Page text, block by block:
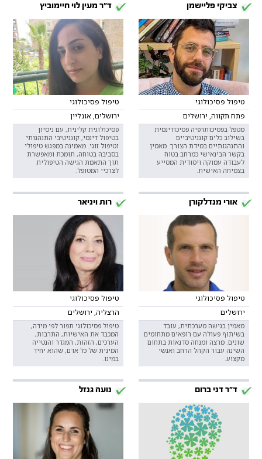
צביקי פליישמן
טיפול פסיכולוגי
פתח תקווה, ירושלים
מטפל בפסיכותרפיה פסיכודינמית
בשילוב כלים קוגניטיביים
והתנהגותיים במידת הצורך. מאמין
בקשר הבינאישי כמרחב בטוח
לעבודה עמוקה ויסודית המסייע
בצמיחה האישית.
ד"ר מעין לוי חיימוביץ
טיפול פסיכולוגי
ירושלים, אונליין
פסיכולוגית קלינית, עם ניסיון
בטיפול דינמי, קוגניטיבי התנהגותי
וטיפול זוגי. מאמינה במפגש טיפולי
בסביבה בטוחה, תומכת ומאפשרת
תוך התאמת הגישה הטיפולית
לצרכיי המטופל.
אורי מנדלקורן
טיפול פסיכולוגי
ירושלים
מאמין בגישה מערכתית, עובד
בשיתוף פעולה עם רופאים מתחומים
שונים. מרצה ומנחה סדנאות בתחום
השינה עבור הקהל הרחב ואנשי
מקצוע.
רות ויניאר
טיפול פסיכולוגי
הרצליה, ירושלים
טיפול פסיכולוגי תפור לפי מידה,
המכבד את האישיות, התרבות,
הערכים, הזהות, המגדר והנטייה
המינית של כל אדם, שהוא יחיד
במינו.
ד"ר דני ברום נועה גנזל